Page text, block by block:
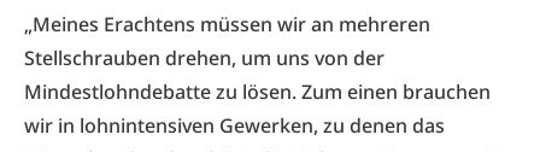
„Meines Erachtens müssen wir an mehreren
Stellschrauben drehen, um uns von der
Mindestlohndebatte zu lösen. Zum einen brauchen
wir in lohnintensiven Gewerken, zu denen das